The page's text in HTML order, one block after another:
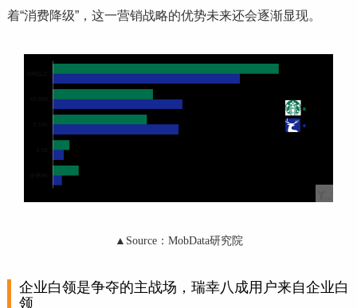
着“消费降级”，这一营销战略的优势未来还会逐渐显现。
▲Source：MobData研究院
企业白领是争夺的主战场，瑞幸八成用户来自企业白
领